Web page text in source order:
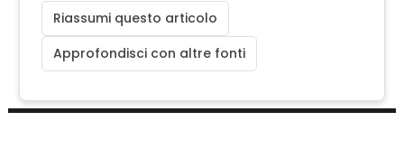
Riassumi questo articolo
Approfondisci con altre fonti